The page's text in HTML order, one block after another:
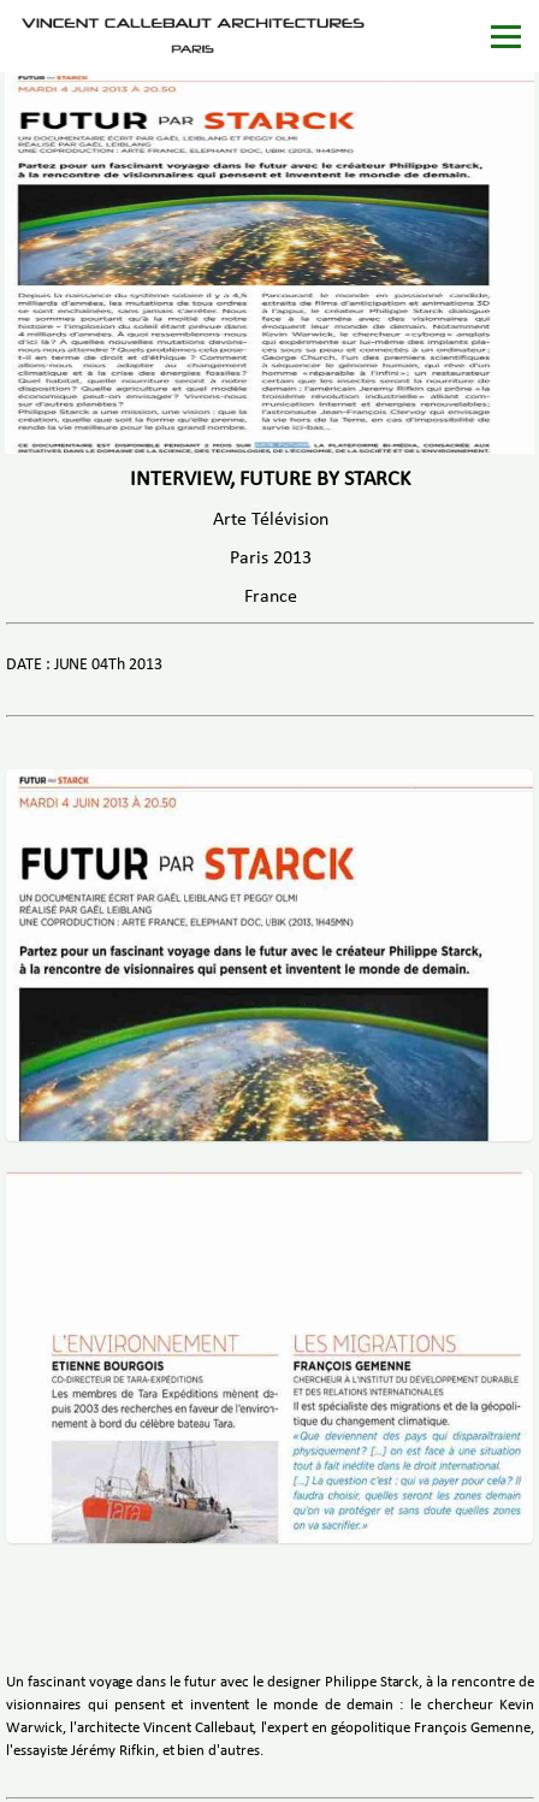
INTERVIEW, FUTURE BY STARCK
Arte Télévision
Paris 2013
France
DATE : JUNE 04Th 2013
Un fascinant voyage dans le futur avec le designer Philippe Starck, à la rencontre de
visionnaires qui pensent et inventent le monde de demain : le chercheur Kevin
Warwick, l'architecte Vincent Callebaut, l'expert en géopolitique François Gemenne,
l'essayiste Jérémy Rifkin, et bien d'autres.